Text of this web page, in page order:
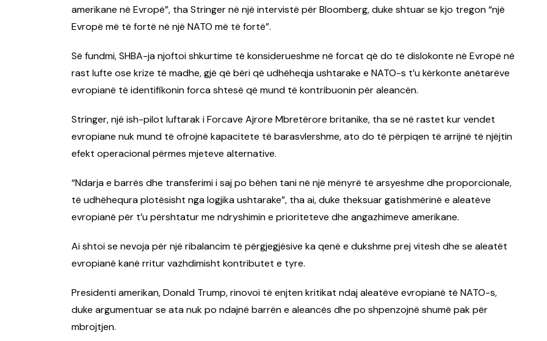
amerikane në Evropë”, tha Stringer në një intervistë për Bloomberg, duke shtuar se kjo tregon “një
Evropë më të fortë në një NATO më të fortë”.
Së fundmi, SHBA-ja njoftoi shkurtime të konsiderueshme në forcat që do të dislokonte në Evropë në
rast lufte ose krize të madhe, gjë që bëri që udhëheqja ushtarake e NATO-s t’u kërkonte anëtarëve
evropianë të identifikonin forca shtesë që mund të kontribuonin për aleancën.
Stringer, një ish-pilot luftarak i Forcave Ajrore Mbretërore britanike, tha se në rastet kur vendet
evropiane nuk mund të ofrojnë kapacitete të barasvlershme, ato do të përpiqen të arrijnë të njëjtin
efekt operacional përmes mjeteve alternative.
“Ndarja e barrës dhe transferimi i saj po bëhen tani në një mënyrë të arsyeshme dhe proporcionale,
të udhëhequra plotësisht nga logjika ushtarake”, tha ai, duke theksuar gatishmërinë e aleatëve
evropianë për t’u përshtatur me ndryshimin e prioriteteve dhe angazhimeve amerikane.
Ai shtoi se nevoja për një ribalancim të përgjegjësive ka qenë e dukshme prej vitesh dhe se aleatët
evropianë kanë rritur vazhdimisht kontributet e tyre.
Presidenti amerikan, Donald Trump, rinovoi të enjten kritikat ndaj aleatëve evropianë të NATO-s,
duke argumentuar se ata nuk po ndajnë barrën e aleancës dhe po shpenzojnë shumë pak për
mbrojtjen.